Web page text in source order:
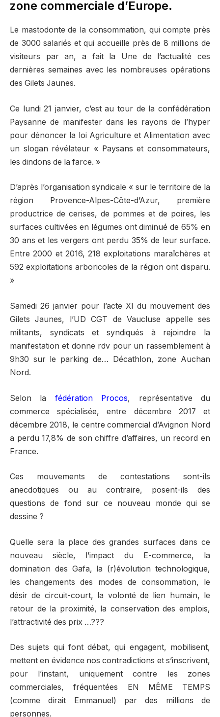
zone commerciale d’Europe.
Le mastodonte de la consommation, qui compte près
de 3000 salariés et qui accueille près de 8 millions de
visiteurs par an, a fait la Une de l’actualité ces
dernières semaines avec les nombreuses opérations
des Gilets Jaunes.
Ce lundi 21 janvier, c’est au tour de la confédération
Paysanne de manifester dans les rayons de l’hyper
pour dénoncer la loi Agriculture et Alimentation avec
un slogan révélateur « Paysans et consommateurs,
les dindons de la farce. »
D’après l’organisation syndicale « sur le territoire de la
région Provence-Alpes-Côte-d’Azur, première
productrice de cerises, de pommes et de poires, les
surfaces cultivées en légumes ont diminué de 65% en
30 ans et les vergers ont perdu 35% de leur surface.
Entre 2000 et 2016, 218 exploitations maraîchères et
592 exploitations arboricoles de la région ont disparu.
»
Samedi 26 janvier pour l’acte XI du mouvement des
Gilets Jaunes, l’UD CGT de Vaucluse appelle ses
militants, syndicats et syndiqués à rejoindre la
manifestation et donne rdv pour un rassemblement à
9h30 sur le parking de… Décathlon, zone Auchan
Nord.
Selon la fédération Procos, représentative du
commerce spécialisée, entre décembre 2017 et
décembre 2018, le centre commercial d’Avignon Nord
a perdu 17,8% de son chiffre d’affaires, un record en
France.
Ces mouvements de contestations sont-ils
anecdotiques ou au contraire, posent-ils des
questions de fond sur ce nouveau monde qui se
dessine ?
Quelle sera la place des grandes surfaces dans ce
nouveau siècle, l’impact du E-commerce, la
domination des Gafa, la (r)évolution technologique,
les changements des modes de consommation, le
désir de circuit-court, la volonté de lien humain, le
retour de la proximité, la conservation des emplois,
l’attractivité des prix …???
Des sujets qui font débat, qui engagent, mobilisent,
mettent en évidence nos contradictions et s’inscrivent,
pour l’instant, uniquement contre les zones
commerciales, fréquentées EN MÊME TEMPS
(comme dirait Emmanuel) par des millions de
personnes.